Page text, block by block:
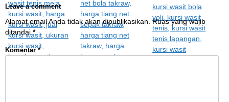
Leave a comment
Alamat email Anda tidak akan dipublikasikan. Ruas yang wajib
ditandai *
Komentar*